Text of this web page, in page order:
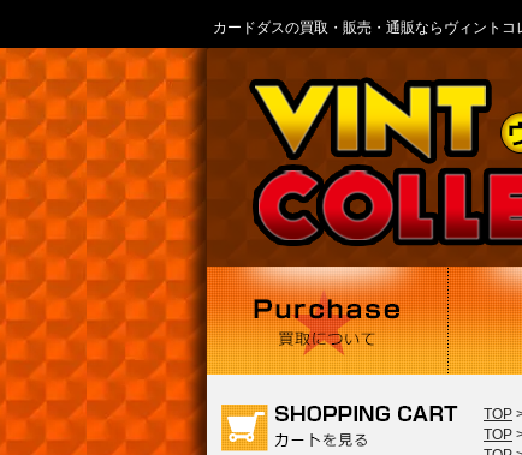
カードダスの買取・販売・通販ならヴィントコ
TOP
TOP